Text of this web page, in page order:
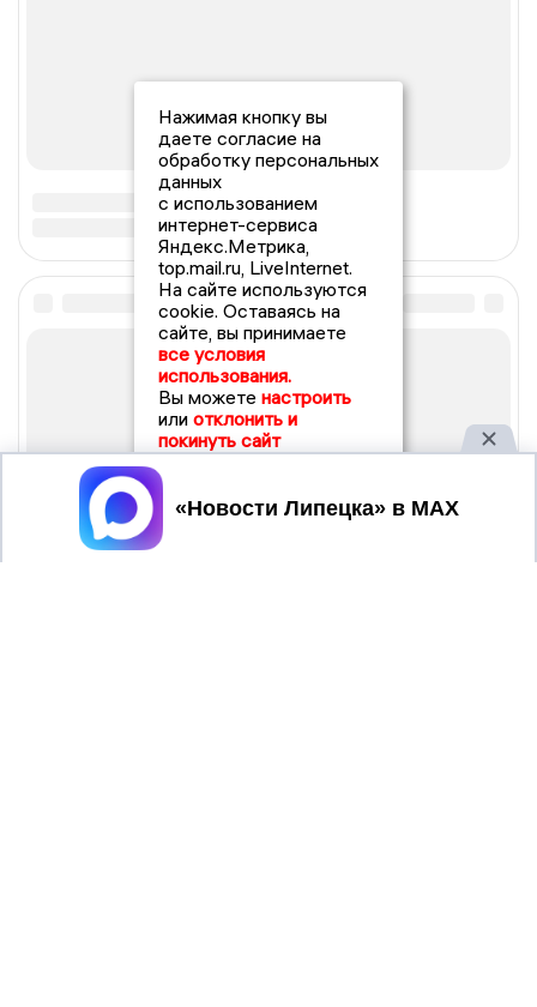
Нажимая кнопку вы
даете согласие на
обработку персональных
данных
с использованием
интернет-сервиса
Яндекс.Метрика,
top.mail.ru, LiveInternet.
На сайте используются
cookie. Оставаясь на
сайте, вы принимаете
все условия
использования.
Вы можете настроить
или отклонить и
покинуть сайт
Принять